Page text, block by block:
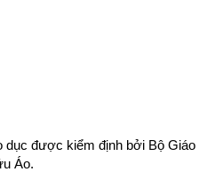
dục được kiểm định bởi Bộ Giáo
Áo.